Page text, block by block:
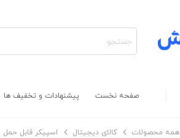
صفحه نخست پیشنهادات و تخفیف ها
همه محصولات کالای دیجیتال اسپیکر قابل حمل